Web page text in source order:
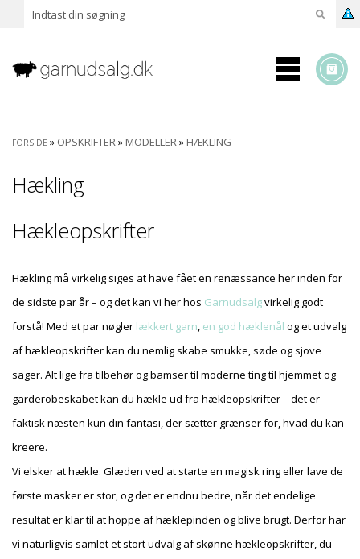
FORSIDE » OPSKRIFTER» MODELLER» HÆKLING
Hækling
Hækleopskrifter
Hækling må virkelig siges at have fået en renæssance her inden for
de sidste par år – og det kan vi her hos Garnudsalgvirkelig godt
forstå! Med et par nøgler lækkert garn, en god hæklenål og et udvalg
af hækleopskrifter kan du nemlig skabe smukke, søde og sjove
sager. Alt lige fra tilbehør og bamser til moderne ting til hjemmet og
garderobeskabet kan du hækle ud fra hækleopskrifter – det er
faktisk næsten kun din fantasi, der sætter grænser for, hvad du kan
kreere.
Vi elsker at hækle. Glæden ved at starte en magisk ring eller lave de
første masker er stor, og det er endnu bedre, når det endelige
resultat er klar til at hoppe af hæklepinden og blive brugt. Derfor har
vi naturligvis samlet et stort udvalg af skønne hækleopskrifter, du